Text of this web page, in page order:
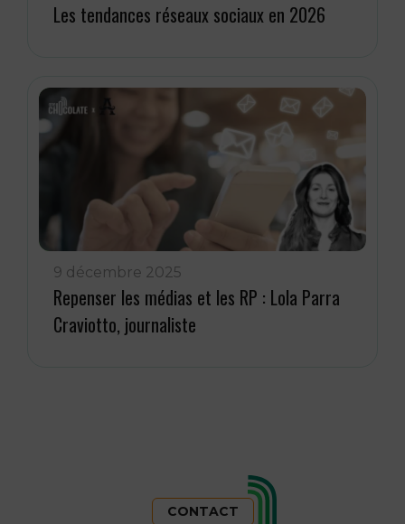
Les tendances réseaux sociaux en 2026
9 décembre 2025
Repenser les médias et les RP : Lola Parra
Craviotto, journaliste
CONTACT